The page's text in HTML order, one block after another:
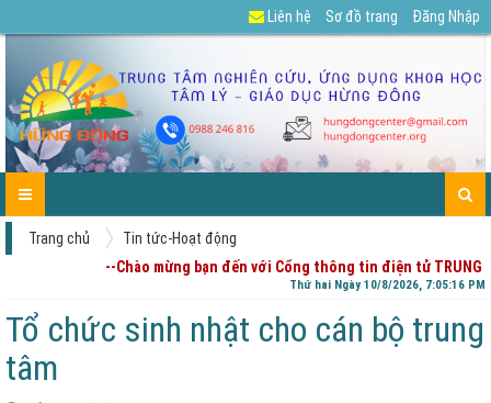
Liên hệ Sơ đồ trang
Đăng Nhập
TRANG
THIỆU
TỨC-
ĐỘNG
DỊCH
ÁN
DỤNG
LIỆU
SẺ
PHỤ
HUYNH
HỆ
GÓP
Ý
Trang chủ
Tin tức-Hoạt động
--Chào mừng bạn đến với Cổng thông tin điện tử TRUNG
Thứ hai Ngày 10/8/2026, 7:05:16 PM
Tổ chức sinh nhật cho cán bộ trung
tâm